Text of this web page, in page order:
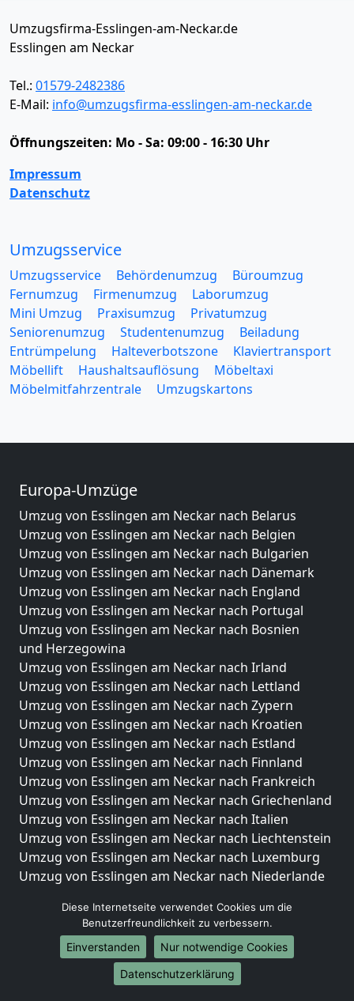
Umzugsfirma-Esslingen-am-Neckar.de
Esslingen am Neckar
Tel.: 01579-2482386
E-Mail: info@umzugsfirma-esslingen-am-neckar.de
Öffnungszeiten: Mo - Sa: 09:00 - 16:30 Uhr
Impressum
Datenschutz
Umzugsservice
Umzugsservice Behördenumzug
Büroumzug
Fernumzug
Firmenumzug
Laborumzug
Mini Umzug
Praxisumzug
Privatumzug
Seniorenumzug
Studentenumzug
Beiladung
Entrümpelung
Halteverbotszone
Klaviertransport
Möbellift
Haushaltsauflösung
Möbeltaxi
Möbelmitfahrzentrale
Umzugskartons
Europa-Umzüge
Umzug von Esslingen am Neckar nach Belarus
Umzug von Esslingen am Neckar nach Belgien
Umzug von Esslingen am Neckar nach Bulgarien
Umzug von Esslingen am Neckar nach Dänemark
Umzug von Esslingen am Neckar nach England
Umzug von Esslingen am Neckar nach Portugal
Umzug von Esslingen am Neckar nach Bosnien
und Herzegowina
Umzug von Esslingen am Neckar nach Irland
Umzug von Esslingen am Neckar nach Lettland
Umzug von Esslingen am Neckar nach Zypern
Umzug von Esslingen am Neckar nach Kroatien
Umzug von Esslingen am Neckar nach Estland
Umzug von Esslingen am Neckar nach Finnland
Umzug von Esslingen am Neckar nach Frankreich
Umzug von Esslingen am Neckar nach Griechenland
Umzug von Esslingen am Neckar nach Italien
Umzug von Esslingen am Neckar nach Liechtenstein
Umzug von Esslingen am Neckar nach Luxemburg
Umzug von Esslingen am Neckar nach Niederlande
Umzüge-Deutschlandweit
Umzug von Esslingen am Neckar nach Berlin
Umzug von Esslingen am Neckar nach Hamburg
Umzug von Esslingen am Neckar nach München
Diese Internetseite verwendet Cookies um die
Benutzerfreundlichkeit zu verbessern.
Einverstanden
Nur notwendige Cookies
Datenschutzerklärung